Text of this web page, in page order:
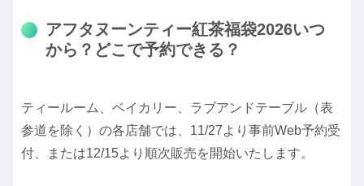
アフタヌーンティー紅茶福袋2026いつ
から？どこで予約できる？
ティールーム、ベイカリー、ラブアンドテーブル（表
参道を除く）の各店舗では、11/27より事前Web予約受
付、または12/15より順次販売を開始いたします。